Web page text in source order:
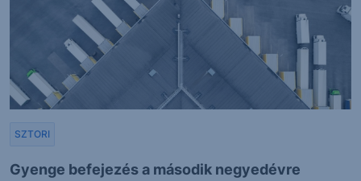
Gyenge befejezés a második negyedévre
SZTORI